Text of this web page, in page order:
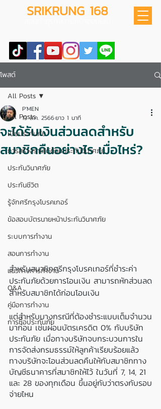
SRIKRUNG 168
โพสต์
All Posts
เบี้ยประกันภัย
การสร้างรายได้ด้วยประกันวินาศภัย
ประกันวินาศภัย
ประกันชีวิต
รู้จักศรีกรุงโบรคเกอร์
ข้อสอบบัตรนายหน้าประกันวินาศภัย
ระบบการทำงาน
สอนการทำงาน
แนวทางการทำงาน
Q&A
คู่มือการทำงาน
การซื้อประกันภัย
All Posts
จะได้รับเงินส่วนลดสำหรับ
สมาชิกคืนอย่างไร เมื่อไหร่?
P'MEN
13 ส.ค. 2566ยาว 1 นาที
สำหรับสมาชิกศรีกรุงโบรคเกอร์ที่ชำระค่า
ประกันภัยด้วยการโอนเงิน สามารถหักส่วนลด
สำหรับสมาชิกได้ก่อนโอนเงิน
แต่สำหรับบางกรณีที่ต้องชำระแบบเต็มจำนวน
มาก่อน เช่นผ่อนบัตรเครดิต 0% กับบริษัท
ประกันภัย เมื่อทางบริษัทจบกระบวนการใน
การจัดส่งกรมธรรม์ให้ลูกค้าเรียบร้อยแล้ว
ทางบริษัทจะโอนส่วนลดคืนให้กับสมาชิกทาง
บัญชีธนาคารที่สมาชิกให้ไว้ ในวันที่ 7, 14, 21
และ 28 ของทุกเดือน ขึ้นอยู่กับว่าตรงกับรอบ
จ่ายไหน